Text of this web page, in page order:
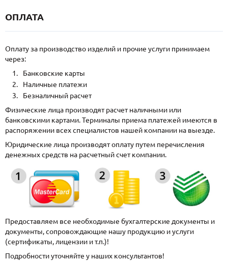
ОПЛАТА
Оплату за производство изделий и прочие услуги принимаем
через:
Банковские карты
Наличные платежи
Безналичный расчет
Физические лица производят расчет наличными или
банковскими картами. Терминалы приема платежей имеются в
распоряжении всех специалистов нашей компании на выезде.
Юридические лица производят оплату путем перечисления
денежных средств на расчетный счет компании.
Предоставляем все необходимые бухгалтерские документы и
документы, сопровождающие нашу продукцию и услуги
(сертификаты, лицензии и т.п.)!
Подробности уточняйте у наших консультантов!